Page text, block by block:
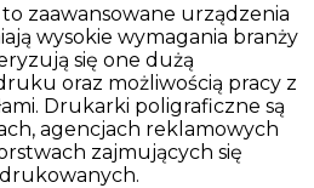
zaawansowane urządzenia
wysokie wymagania branży
się one dużą
oraz możliwością pracy z
Drukarki poligraficzne są
agencjach reklamowych
zajmujących się